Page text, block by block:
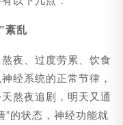
紊乱
夜、过度劳累、饮食
经系统的正常节律，
熬夜追剧，明天又通
”的状态，神经功能就